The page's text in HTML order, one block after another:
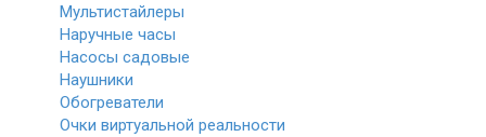
Мультистайлеры
Наручные часы
Насосы садовые
Наушники
Обогреватели
Очки виртуальной реальности